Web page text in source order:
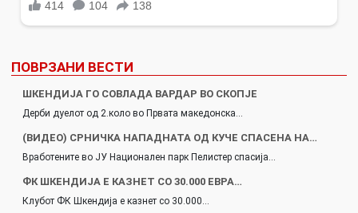
ПОВРЗАНИ ВЕСТИ
ШКЕНДИЈА ГО СОВЛАДА ВАРДАР ВО СКОПЈЕ
Дерби дуелот од 2.коло во Првата македонска…
(ВИДЕО) СРНИЧКА НАПАДНАТА ОД КУЧЕ СПАСЕНА НА…
Вработените во ЈУ Национален парк Пелистер спасија…
ФК ШКЕНДИЈА Е КАЗНЕТ СО 30.000 ЕВРА…
Клубот ФК Шкендија е казнет со 30.000…